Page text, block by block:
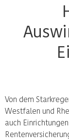
Von dem
Westfalen und
auch